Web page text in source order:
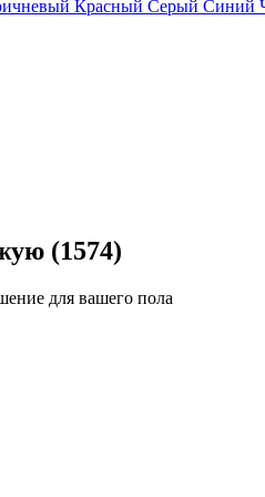
Красный Серый Синий
(1574)